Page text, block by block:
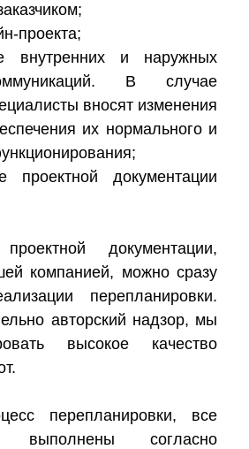
проекта;
внутренних и наружных
В случае
вносят изменения
их нормального и
проектной документации
документации,
компанией, можно сразу
перепланировки.
авторский надзор, мы
высокое качество
перепланировки, все
выполнены согласно